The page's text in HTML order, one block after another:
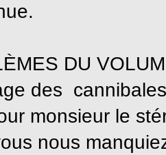
DU
des
monsieur le
nous